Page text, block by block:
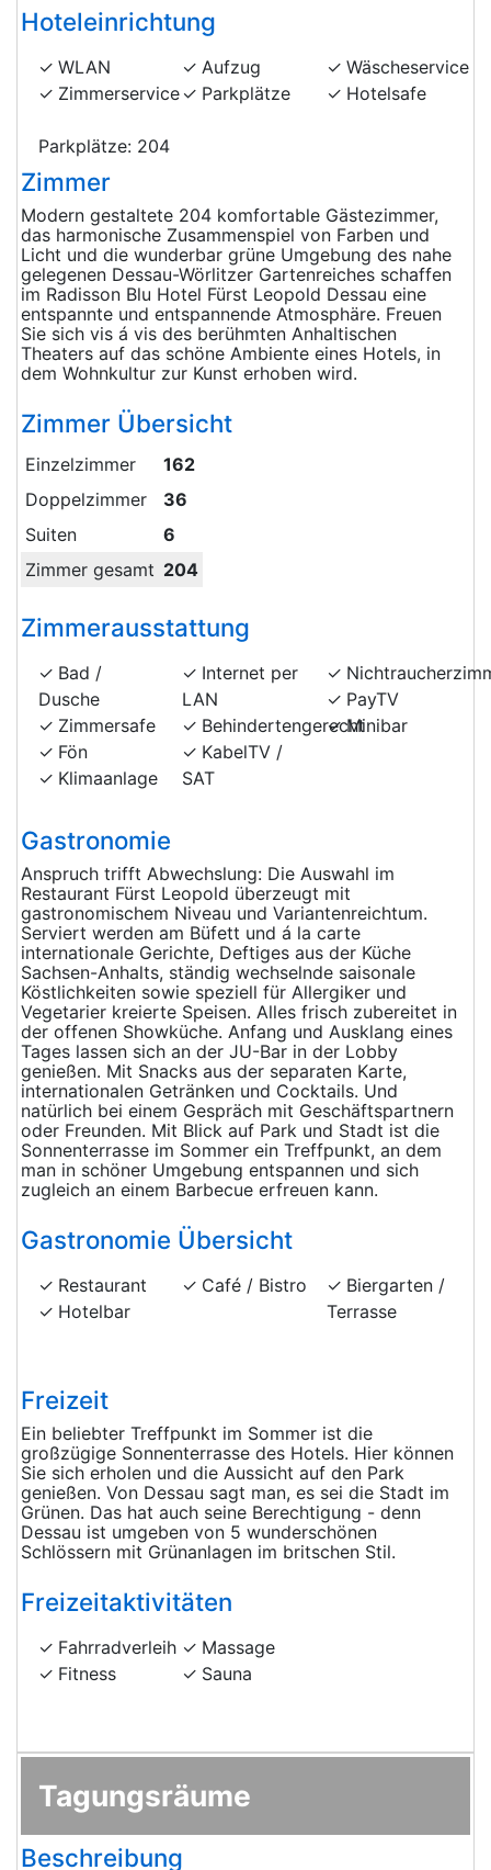
Hoteleinrichtung
WLAN
Zimmerservice
Aufzug
Parkplätze
Wäscheservice
Hotelsafe
Parkplätze: 204
Zimmer
Modern gestaltete 204 komfortable Gästezimmer,
das harmonische Zusammenspiel von Farben und
Licht und die wunderbar grüne Umgebung des nahe
gelegenen Dessau-Wörlitzer Gartenreiches schaffen
im Radisson Blu Hotel Fürst Leopold Dessau eine
entspannte und entspannende Atmosphäre. Freuen
Sie sich vis á vis des berühmten Anhaltischen
Theaters auf das schöne Ambiente eines Hotels, in
dem Wohnkultur zur Kunst erhoben wird.
Zimmer Übersicht
Einzelzimmer
162
Doppelzimmer
36
Suiten
6
Zimmer gesamt 204
Zimmerausstattung
Bad /
Dusche
Zimmersafe
Fön
Klimaanlage
Internet per
LAN
Behindertengerecht
KabelTV /
SAT
PayTV
Minibar
Gastronomie
Anspruch trifft Abwechslung: Die Auswahl im
Restaurant Fürst Leopold überzeugt mit
gastronomischem Niveau und Variantenreichtum.
Serviert werden am Büfett und á la carte
internationale Gerichte, Deftiges aus der Küche
Sachsen-Anhalts, ständig wechselnde saisonale
Köstlichkeiten sowie speziell für Allergiker und
Vegetarier kreierte Speisen. Alles frisch zubereitet in
der offenen Showküche. Anfang und Ausklang eines
Tages lassen sich an der JU-Bar in der Lobby
genießen. Mit Snacks aus der separaten Karte,
internationalen Getränken und Cocktails. Und
natürlich bei einem Gespräch mit Geschäftspartnern
oder Freunden. Mit Blick auf Park und Stadt ist die
Sonnenterrasse im Sommer ein Treffpunkt, an dem
man in schöner Umgebung entspannen und sich
zugleich an einem Barbecue erfreuen kann.
Gastronomie Übersicht
Restaurant
Hotelbar
Café / Bistro
Biergarten /
Terrasse
Freizeit
Ein beliebter Treffpunkt im Sommer ist die
großzügige Sonnenterrasse des Hotels. Hier können
Sie sich erholen und die Aussicht auf den Park
genießen. Von Dessau sagt man, es sei die Stadt im
Grünen. Das hat auch seine Berechtigung - denn
Dessau ist umgeben von 5 wunderschönen
Schlössern mit Grünanlagen im britschen Stil.
Freizeitaktivitäten
Fahrradverleih
Fitness
Massage
Sauna
Tagungsräume
Beschreibung